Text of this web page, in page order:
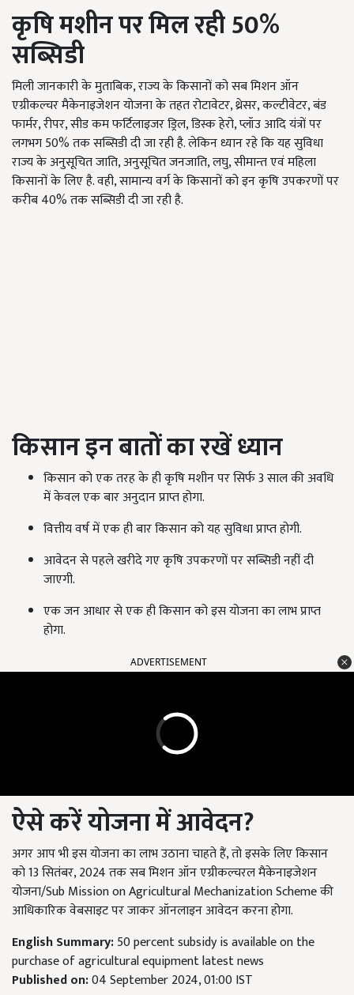
कृषि मशीन पर मिल रही50%
सब्सिडी
मिली जानकारी के मुताबिक, राज्य के किसानों को सब मिशन ऑन
एग्रीकल्चर मैकेनाइजेशन योजना के तहत रोटावेटर, थ्रेसर, कल्टीवेटर, बंड
फार्मर, रीपर, सीड कम फर्टिलाइजर ड्रिल, डिस्क हेरो, प्लॉउ आदि यंत्रों पर
लगभग 50% तक सब्सिडी दी जा रही है. लेकिन ध्यान रहे कि यह सुविधा
राज्य के अनुसूचित जाति, अनुसूचित जनजाति, लघु, सीमान्त एवं महिला
किसानों के लिए है. वही, सामान्य वर्ग के किसानों को इन कृषि उपकरणों पर
करीब 40% तक सब्सिडी दी जा रही है.
किसान इन बातों का रखें ध्यान
किसान को एक तरह के ही कृषि मशीन पर सिर्फ 3 साल की अवधि
में केवल एक बार अनुदान प्राप्त होगा.
वित्तीय वर्ष में एक ही बार किसान को यह सुविधा प्राप्त होगी.
आवेदन से पहले खरीदे गए कृषि उपकरणों पर सब्सिडी नहीं दी
जाएगी.
एक जन आधार से एक ही किसान को इस योजना का लाभ प्राप्त
होगा.
ADVERTISEMENT
ऐसे करें योजना में आवेदन?
अगर आप भी इस योजना का लाभ उठाना चाहते हैं, तो इसके लिए किसान
को 13 सितंबर, 2024 तक सब मिशन ऑन एग्रीकल्चरल मैकेनाइजेशन
योजना/Sub Mission on Agricultural Mechanization Scheme की
आधिकारिक वेबसाइट पर जाकर ऑनलाइन आवेदन करना होगा.
English Summary:50 percent subsidy is available on the
purchase of agricultural equipment latest news
Published on:04 September 2024, 01:00 IST